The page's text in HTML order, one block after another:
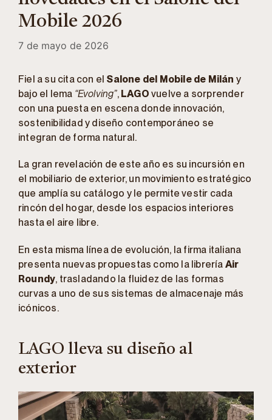
Mobile 2026
7 de mayo de 2026
Fiel a su cita con el Salone del Mobile de Milán y
bajo el lema “Evolving”, LAGO vuelve a sorprender
con una puesta en escena donde innovación,
sostenibilidad y diseño contemporáneo se
integran de forma natural.
La gran revelación de este año es su incursión en
el mobiliario de exterior, un movimiento estratégico
que amplía su catálogo y le permite vestir cada
rincón del hogar, desde los espacios interiores
hasta el aire libre.
En esta misma línea de evolución, la firma italiana
presenta nuevas propuestas como la librería Air
Roundy, trasladando la fluidez de las formas
curvas a uno de sus sistemas de almacenaje más
icónicos.
LAGO lleva su diseño al
exterior